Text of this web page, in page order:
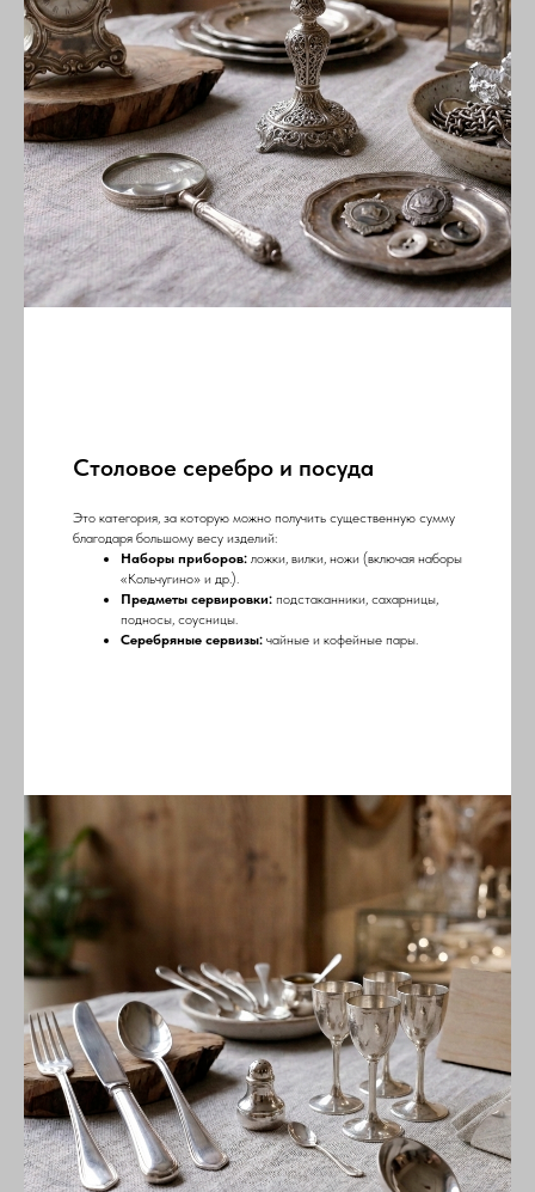
Столовое серебро и посуда
Это категория, за которую можно получить существенную сумму
благодаря большому весу изделий:
Наборы приборов:ложки, вилки, ножи (включая наборы
«Кольчугино» и др.).
Предметы сервировки:подстаканники, сахарницы,
подносы, соусницы.
Серебряные сервизы:чайные и кофейные пары.